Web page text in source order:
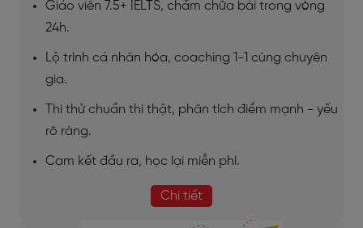
Giáo viên 7.5+ IELTS, chấm chữa bài trong vòng
24h.
Lộ trình cá nhân hóa, coaching 1-1 cùng chuyên
gia.
Thi thử chuẩn thi thật, phân tích điểm mạnh - yếu
rõ ràng.
Cam kết đầu ra, học lại miễn phí.
Chi tiết